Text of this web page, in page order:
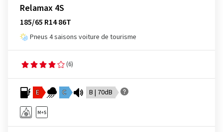
Relamax 4S
185/65 R14 86T
Pneus 4 saisons voiture de tourisme
(6)
E C B | 70dB